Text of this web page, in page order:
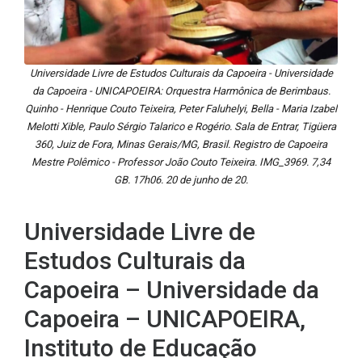
Universidade Livre de Estudos Culturais da Capoeira - Universidade
da Capoeira - UNICAPOEIRA: Orquestra Harmônica de Berimbaus.
Quinho - Henrique Couto Teixeira, Peter Faluhelyi, Bella - Maria Izabel
Melotti Xible, Paulo Sérgio Talarico e Rogério. Sala de Entrar, Tigüera
360, Juiz de Fora, Minas Gerais/MG, Brasil. Registro de Capoeira
Mestre Polêmico - Professor João Couto Teixeira. IMG_3969. 7,34
GB. 17h06. 20 de junho de 20.
Universidade Livre de
Estudos Culturais da
Capoeira – Universidade da
Capoeira – UNICAPOEIRA,
Instituto de Educação